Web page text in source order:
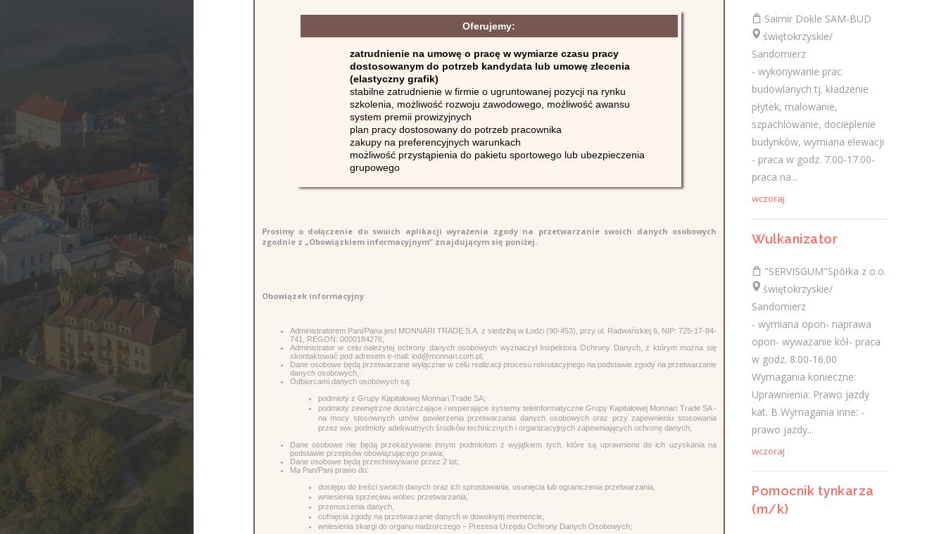
Pomocnik tynkarza przy tynkach
maszynowych Wymagania inne: chęć do
pracy, mile widziane doświadczenie w
budownictwie
wczoraj
Więcej ofert pracy
Praca
Nowoczesne technologie w pracy. Jak
z tym radzą sobie starsi pracownicy?
2 lutego 2021
Jak zmienić pracę fizyczną na biurową?
3 stycznia 2021
W województwie świętokrzyskim
brakuje wykwalifikowanych murarzy
12 grudnia 2020
Dobry lider, czyli jaki?
10 listopada 2020
Mobilny, elastyczny i nastawiony na
rozwój – czy to ideał pracownika?
19 października 2020
Oferujemy:
zatrudnienie na umowę o pracę w wymiarze czasu pracy
dostosowanym do potrzeb kandydata lub umowę zlecenia
(elastyczny grafik)
stabilne zatrudnienie w firmie o ugruntowanej pozycji na rynku
szkolenia, możliwość rozwoju zawodowego, możliwość awansu
system premii prowizyjnych
plan pracy dostosowany do potrzeb pracownika
zakupy na preferencyjnych warunkach
możliwość przystąpienia do pakietu sportowego lub ubezpieczenia
grupowego
Prosimy o dołączenie do swoich aplikacji wyrażenia zgody na przetwarzanie swoich danych osobowych
zgodnie z „Obowiązkiem informacyjnym” znajdującym się poniżej.
Obowiązek informacyjny
Administratorem Pani/Pana jest MONNARI TRADE S.A. z siedzibą w Łodzi (90-453), przy ul. Radwańskiej 6, NIP: 725-17-84-
741, REGON: 0000184276;
Administrator w celu należytej ochrony danych osobowych wyznaczył Inspektora Ochrony Danych, z którym można się
skontaktować pod adresem e-mail: iod@monnari.com.pl;
Dane osobowe będą przetwarzane wyłącznie w celu realizacji procesu rekrutacyjnego na podstawie zgody na przetwarzanie
danych osobowych;
Odbiorcami danych osobowych są:
podmioty z Grupy Kapitałowej Monnari Trade SA;
podmioty zewnętrzne dostarczające i wspierające systemy teleinformatyczne Grupy Kapitałowej Monnari Trade SA -
na mocy stosownych umów powierzenia przetwarzania danych osobowych oraz przy zapewnieniu stosowania
przez ww. podmioty adekwatnych środków technicznych i organizacyjnych zapewniających ochronę danych;
Dane osobowe nie będą przekazywane innym podmiotom z wyjątkiem tych, które są uprawnione do ich uzyskania na
podstawie przepisów obowiązującego prawa;
Dane osobowe będą przechowywane przez 2 lat;
Ma Pan/Pani prawo do:
dostępu do treści swoich danych oraz ich sprostowania, usunięcia lub ograniczenia przetwarzania,
wniesienia sprzeciwu wobec przetwarzania,
przenoszenia danych,
cofnięcia zgody na przetwarzanie danych w dowolnym momencie,
wniesienia skargi do organu nadzorczego – Prezesa Urzędu Ochrony Danych Osobowych;
Saimir Dokle SAM-BUD
świętokrzyskie/
Sandomierz
- wykonywanie prac
budowlanych tj. kładzenie
płytek, malowanie,
szpachlowanie, docieplenie
budynków, wymiana elewacji
- praca w godz. 7.00-17.00-
praca na...
wczoraj
Wulkanizator
"SERVISGUM"Spółka z o.o.
świętokrzyskie/
Sandomierz
- wymiana opon- naprawa
opon- wyważanie kół- praca
w godz. 8.00-16.00
Wymagania konieczne:
Uprawnienia: Prawo jazdy
kat. B Wymagania inne: -
prawo jazdy...
wczoraj
Pomocnik tynkarza
(m/k)